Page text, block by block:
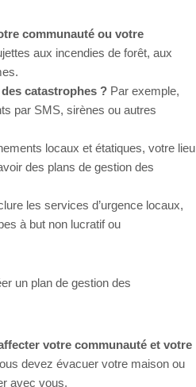
communauté ou votre
aux incendies de forêt, aux
catastrophes ?Par exemple,
par SMS, sirènes ou autres
locaux et étatiques, votre lieu
des plans de gestion des
les services d’urgence locaux,
à but non lucratif ou
un plan de gestion des
votre communauté et votre
devez évacuer votre maison ou
avec vous.